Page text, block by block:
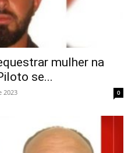
mulher na
se...
2023 0